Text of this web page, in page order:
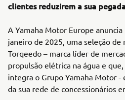
clientes reduzirem a sua
A Yamaha Motor Europe
janeiro de 2025, uma seleção
Torqeedo – marca líder de
propulsão elétrica na água e
integra o Grupo Yamaha Motor -
da sua rede de concessionários